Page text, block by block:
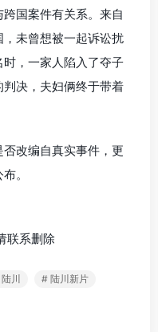
国案件有关系。来自
未曾想被一起诉讼扰
，一家人陷入了夺子
决，夫妇俩终于带着
改编自真实事件，更
。
联系删除
川 # 陆川新片